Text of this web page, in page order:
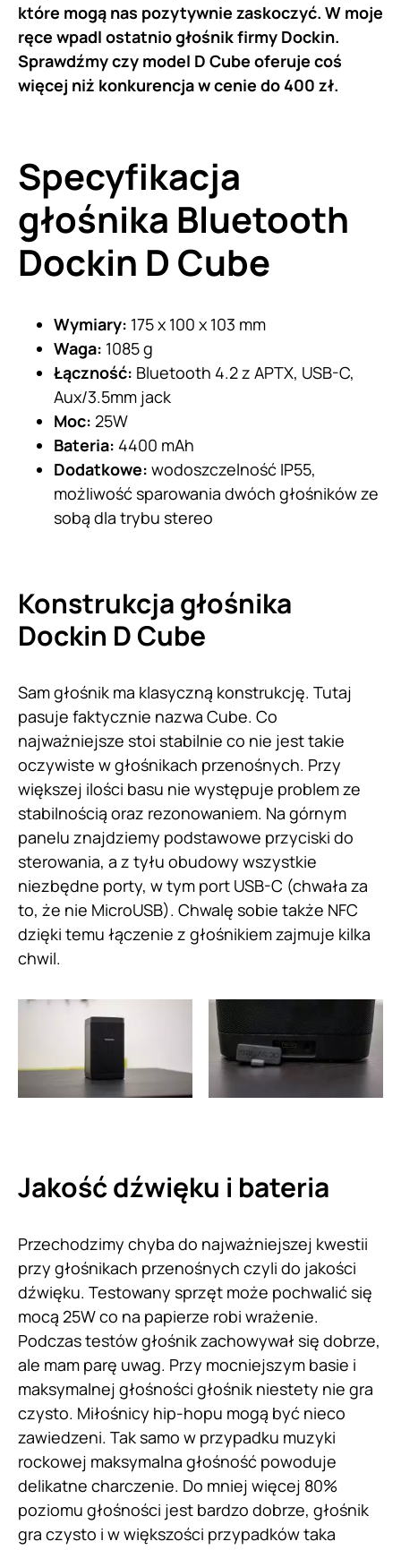
które mogą nas pozytywnie zaskoczyć. W moje
ręce wpadl ostatnio głośnik firmy Dockin.
Sprawdźmy czy model D Cube oferuje coś
więcej niż konkurencja w cenie do 400 zł.
Specyfikacja
głośnika Bluetooth
Dockin D Cube
Wymiary: 175 x 100 x 103 mm
Waga: 1085 g
Łączność: Bluetooth 4.2 z APTX, USB-C,
Aux/3.5mm jack
Moc: 25W
Bateria: 4400 mAh
Dodatkowe: wodoszczelność IP55,
możliwość sparowania dwóch głośników ze
sobą dla trybu stereo
Konstrukcja głośnika
Dockin D Cube
Sam głośnik ma klasyczną konstrukcję. Tutaj
pasuje faktycznie nazwa Cube. Co
najważniejsze stoi stabilnie co nie jest takie
oczywiste w głośnikach przenośnych. Przy
większej ilości basu nie występuje problem ze
stabilnością oraz rezonowaniem. Na górnym
panelu znajdziemy podstawowe przyciski do
sterowania, a z tyłu obudowy wszystkie
niezbędne porty, w tym port USB-C (chwała za
to, że nie MicroUSB). Chwalę sobie także NFC
dzięki temu łączenie z głośnikiem zajmuje kilka
chwil.
Jakość dźwięku i bateria
Przechodzimy chyba do najważniejszej kwestii
przy głośnikach przenośnych czyli do jakości
dźwięku. Testowany sprzęt może pochwalić się
mocą 25W co na papierze robi wrażenie.
Podczas testów głośnik zachowywał się dobrze,
ale mam parę uwag. Przy mocniejszym basie i
maksymalnej głośności głośnik niestety nie gra
czysto. Miłośnicy hip-hopu mogą być nieco
zawiedzeni. Tak samo w przypadku muzyki
rockowej maksymalna głośność powoduje
delikatne charczenie. Do mniej więcej 80%
poziomu głośności jest bardzo dobrze, głośnik
gra czysto i w większości przypadków taka